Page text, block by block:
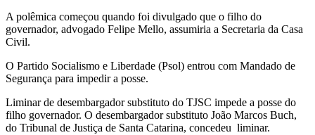
A polêmica começou quando foi divulgado que o filho do
governador, advogado Felipe Mello, assumiria a Secretaria da Casa
Civil.
O Partido Socialismo e Liberdade (Psol) entrou com Mandado de
Segurança para impedir a posse.
Liminar de desembargador substituto do TJSC impede a posse do
filho governador. O desembargador substituto João Marcos Buch,
do Tribunal de Justiça de Santa Catarina, concedeu liminar.